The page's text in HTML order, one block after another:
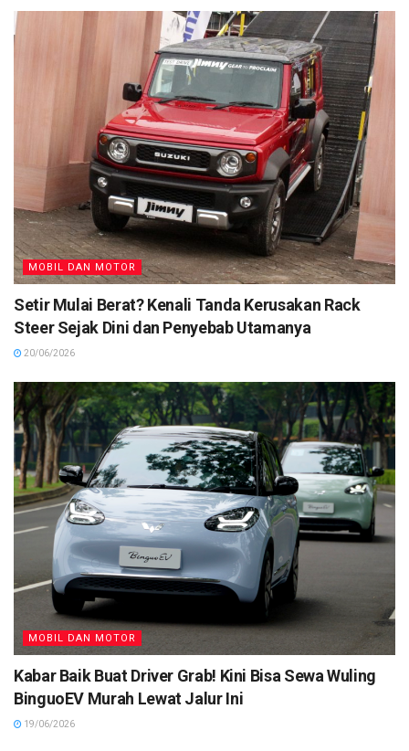
MOBIL DAN MOTOR
Setir Mulai Berat? Kenali Tanda Kerusakan Rack
Steer Sejak Dini dan Penyebab Utamanya
20/06/2026
MOBIL DAN MOTOR
Kabar Baik Buat Driver Grab! Kini Bisa Sewa Wuling
BinguoEV Murah Lewat Jalur Ini
19/06/2026